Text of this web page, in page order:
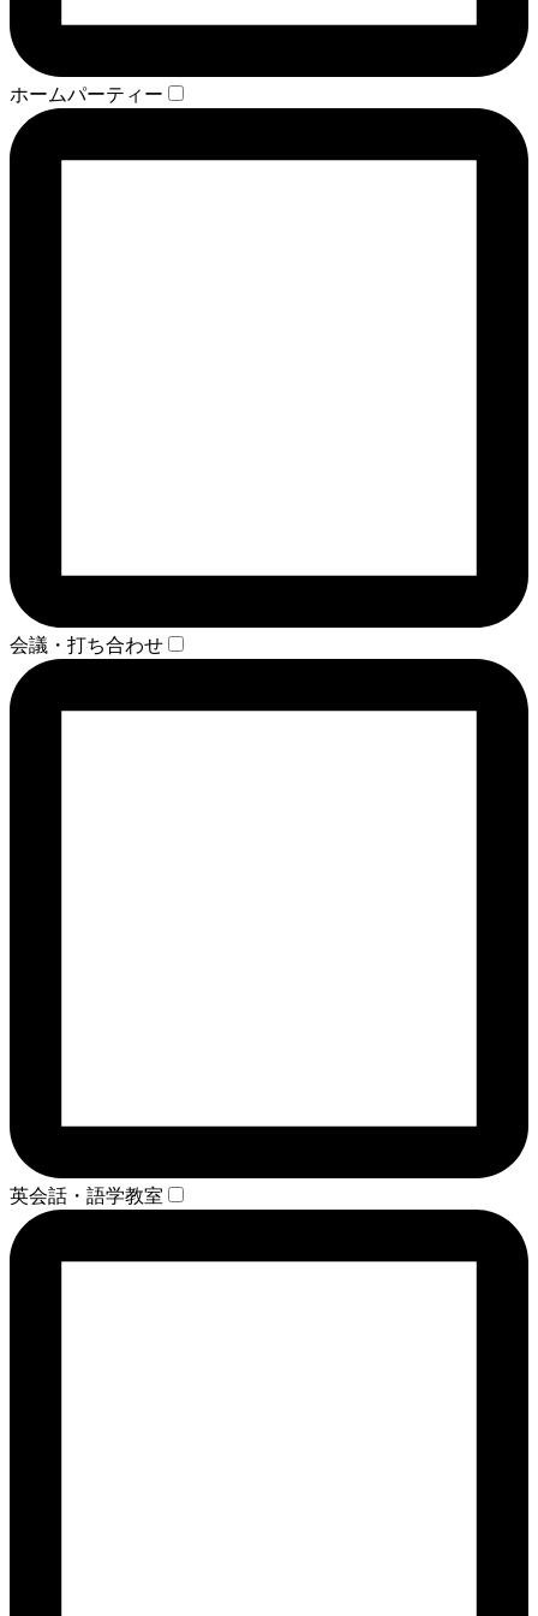
ホームパーティー
会議・打ち合わせ
英会話・語学教室